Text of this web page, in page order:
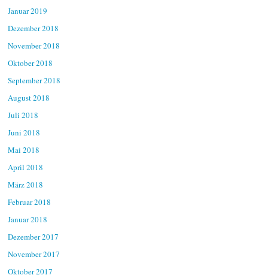
Januar 2019
Dezember 2018
November 2018
Oktober 2018
September 2018
August 2018
Juli 2018
Juni 2018
Mai 2018
April 2018
März 2018
Februar 2018
Januar 2018
Dezember 2017
November 2017
Oktober 2017